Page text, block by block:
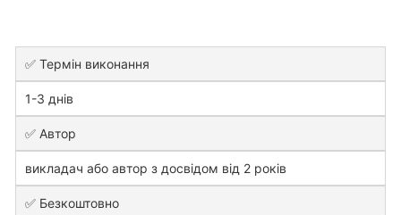
✅ Термін виконання
1-3 днів
✅ Автор
викладач або автор з досвідом від 2 років
✅ Безкоштовно